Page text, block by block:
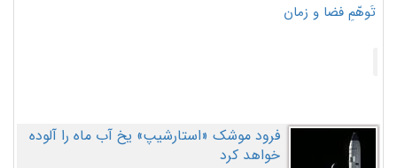
تَوهّمِ فضا و زمان
فرود موشک «استارشیپ» یخ آب ماه را آلوده
خواهد کرد